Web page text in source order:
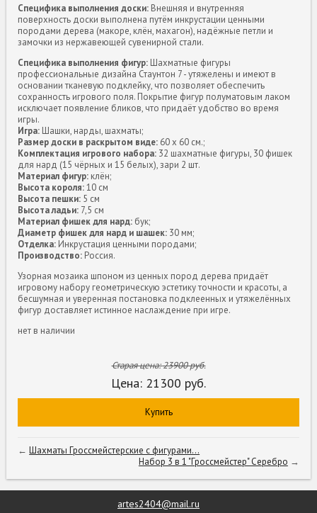
Специфика выполнения доски: Внешняя и внутренняя
поверхность доски выполнена путём инкрустации ценными
породами дерева (макоре, клён, махагон), надёжные петли и
замочки из нержавеющей сувенирной стали.
Специфика выполнения фигур: Шахматные фигуры
профессиональные дизайна Стаунтон 7 - утяжелены и имеют в
основании тканевую подклейку, что позволяет обеспечить
сохранность игрового поля. Покрытие фигур полуматовым лаком
исключает появление бликов, что придаёт удобство во время
игры.
Игра: Шашки, нарды, шахматы;
Размер доски в раскрытом виде: 60 x 60 см.;
Комплектация игрового набора: 32 шахматные фигуры, 30 фишек
для нард (15 чёрных и 15 белых), зари 2 шт.
Материал фигур: клён;
Высота короля:10 см
Высота пешки: 5 см
Высота ладьи: 7,5 см
Материал фишек для нард: бук;
Диаметр фишек для нард и шашек: 30 мм;
Отделка: Инкрустация ценными породами;
Производство: Россия.
Узорная мозаика шпоном из ценных пород дерева придаёт
игровому набору геометрическую эстетику точности и красоты, а
бесшумная и уверенная постановка подклеенных и утяжелённых
фигур доставляет истинное наслаждение при игре.
нет в наличии
Старая цена:23900руб.
Цена: 21300 руб.
Купить
←Шахматы Гроссмейстерские с фигурами...
Набор 3 в 1 "Гроссмейстер" Серебро →
artes2404@mail.ru